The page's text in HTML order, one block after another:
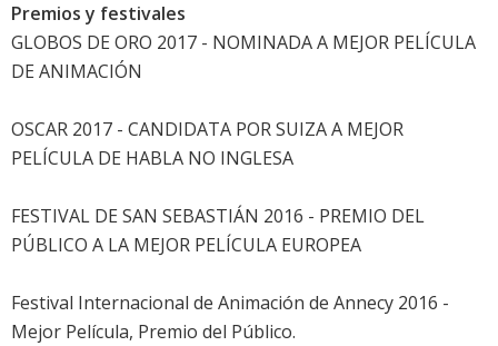
Premios y festivales
GLOBOS DE ORO 2017 - NOMINADA A MEJOR PELÍCULA
DE ANIMACIÓN
OSCAR 2017 - CANDIDATA POR SUIZA A MEJOR
PELÍCULA DE HABLA NO INGLESA
FESTIVAL DE SAN SEBASTIÁN 2016 - PREMIO DEL
PÚBLICO A LA MEJOR PELÍCULA EUROPEA
Festival Internacional de Animación de Annecy 2016 -
Mejor Película, Premio del Público.